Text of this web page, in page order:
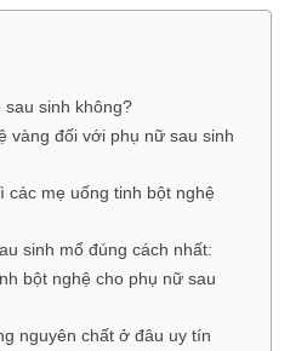
sinh không?
vàng đối với phụ nữ sau sinh
các mẹ uống tinh bột nghệ
sinh mổ đúng cách nhất:
bột nghệ cho phụ nữ sau
nguyên chất ở đâu uy tín